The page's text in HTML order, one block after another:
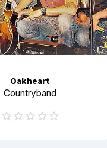
Oakheart
Countryband